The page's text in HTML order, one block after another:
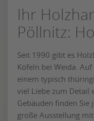
Ihr
Pöllnitz:
Seit 1990 gibt es
Köfeln bei Weida.
einem typisch
viel Liebe zum Detail
Gebäuden finden Sie
große Ausstellung